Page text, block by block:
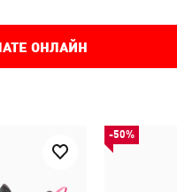
ОНЛАЙН
-50%